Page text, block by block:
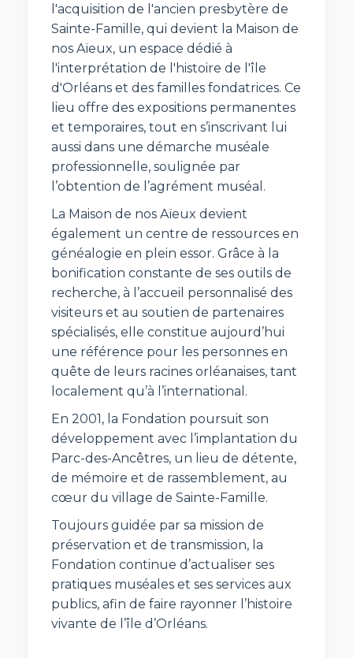
l'acquisition de l'ancien presbytère de
Sainte-Famille, qui devient la Maison de
nos Aïeux, un espace dédié à
l'interprétation de l'histoire de l'île
d'Orléans et des familles fondatrices. Ce
lieu offre des expositions permanentes
et temporaires, tout en s’inscrivant lui
aussi dans une démarche muséale
professionnelle, soulignée par
l’obtention de l’agrément muséal.
La Maison de nos Aïeux devient
également un centre de ressources en
généalogie en plein essor. Grâce à la
bonification constante de ses outils de
recherche, à l’accueil personnalisé des
visiteurs et au soutien de partenaires
spécialisés, elle constitue aujourd’hui
une référence pour les personnes en
quête de leurs racines orléanaises, tant
localement qu’à l’international.
En 2001, la Fondation poursuit son
développement avec l’implantation du
Parc-des-Ancêtres, un lieu de détente,
de mémoire et de rassemblement, au
cœur du village de Sainte-Famille.
Toujours guidée par sa mission de
préservation et de transmission, la
Fondation continue d’actualiser ses
pratiques muséales et ses services aux
publics, afin de faire rayonner l’histoire
vivante de l’île d’Orléans.